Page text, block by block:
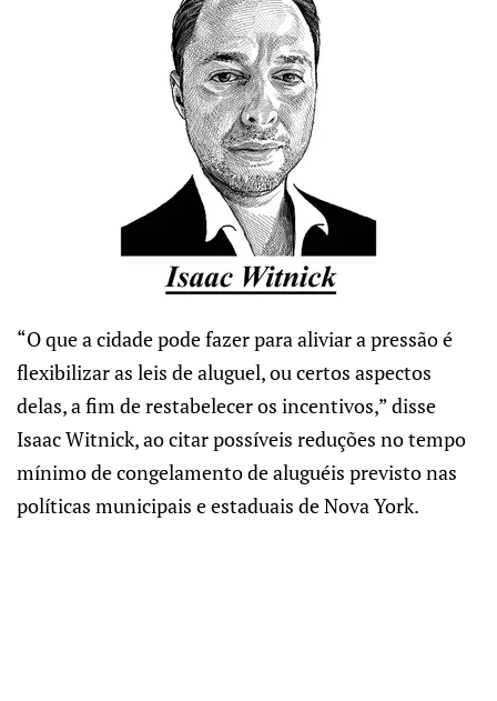
“O que a cidade pode fazer para aliviar a pressão é
flexibilizar as leis de aluguel, ou certos aspectos
delas, a fim de restabelecer os incentivos,” disse
Isaac Witnick, ao citar possíveis reduções no tempo
mínimo de congelamento de aluguéis previsto nas
políticas municipais e estaduais de Nova York.